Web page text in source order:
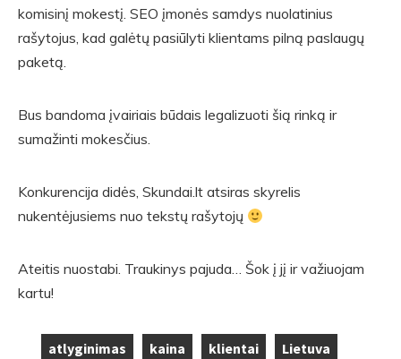
komisinį mokestį. SEO įmonės samdys nuolatinius
rašytojus, kad galėtų pasiūlyti klientams pilną paslaugų
paketą.
Bus bandoma įvairiais būdais legalizuoti šią rinką ir
sumažinti mokesčius.
Konkurencija didės, Skundai.lt atsiras skyrelis
nukentėjusiems nuo tekstų rašytojų
Ateitis nuostabi. Traukinys pajuda… Šok į jį ir važiuojam
kartu!
atlyginimas
kaina
klientai
Lietuva